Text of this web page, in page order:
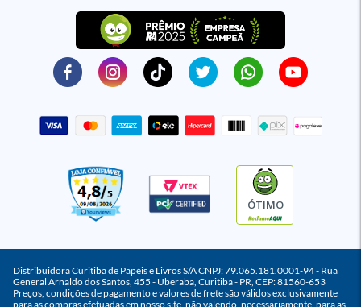
ÓTIMO
Distribuidora Curitiba de Papéis e Livros S/A CNPJ: 79.065.181.0001-94 - Rua
General Arnaldo dos Santos, 455 - Uberaba, Curitiba - PR, CEP: 81560-653
Preços, condições de pagamento e valores de frete são válidos exclusivamente
para as compras efetuadas em nosso site, não valendo, necessariamente, para as